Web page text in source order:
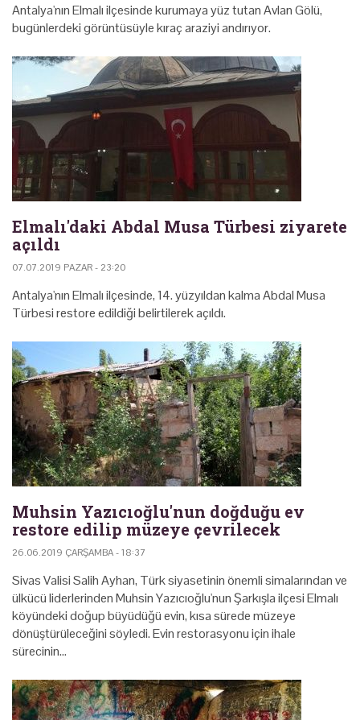
Antalya'nın Elmalı ilçesinde kurumaya yüz tutan Avlan Gölü,
bugünlerdeki görüntüsüyle kıraç araziyi andırıyor.
Elmalı'daki Abdal Musa Türbesi ziyarete
açıldı
07.07.2019 PAZAR - 23:20
Antalya'nın Elmalı ilçesinde, 14. yüzyıldan kalma Abdal Musa
Türbesi restore edildiği belirtilerek açıldı.
Muhsin Yazıcıoğlu'nun doğduğu ev
restore edilip müzeye çevrilecek
26.06.2019 ÇARŞAMBA - 18:37
Sivas Valisi Salih Ayhan, Türk siyasetinin önemli simalarından ve
ülkücü liderlerinden Muhsin Yazıcıoğlu'nun Şarkışla ilçesi Elmalı
köyündeki doğup büyüdüğü evin, kısa sürede müzeye
dönüştürüleceğini söyledi. Evin restorasyonu için ihale
sürecinin…